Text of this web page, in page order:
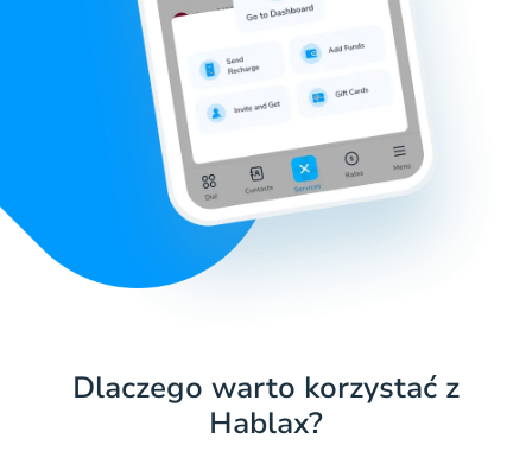
Dlaczego warto korzystać z
Hablax?